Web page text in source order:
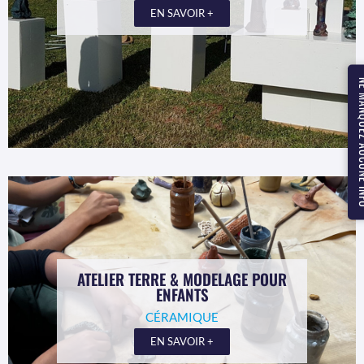
NE
EN SAVOIR +
ATELIER TERRE & MODELAGE POUR
ENFANTS
CÉRAMIQUE
EN SAVOIR +